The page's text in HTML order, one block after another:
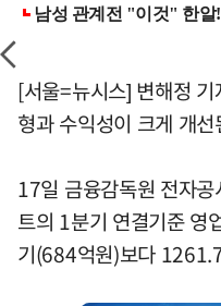
[서울=뉴시스] 변해정
형과 수익성이 크게 개
17일 금융감독원 전자
트의 1분기 연결기준 영
기(684억원)보다